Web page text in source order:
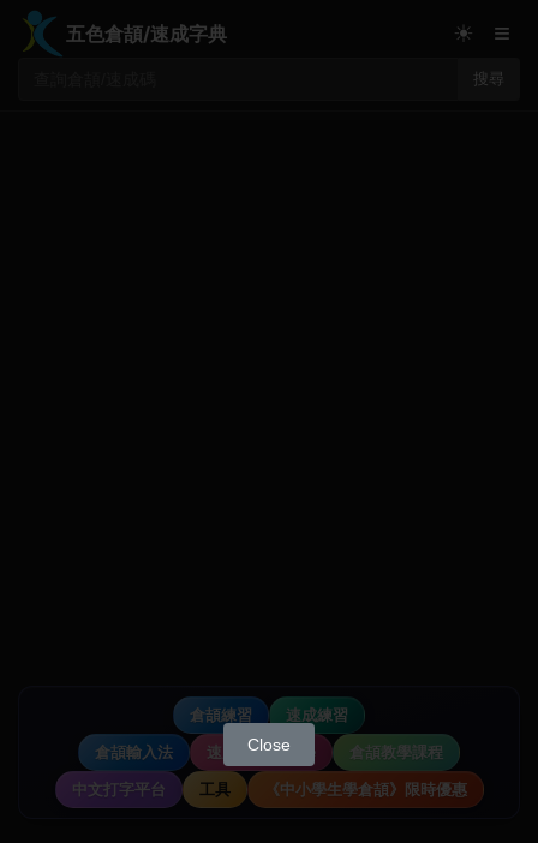
五色倉頡/速成字典
搜尋
☀ ≡
倉頡練習
速成練習
倉頡輸入法
速成輸入法教學
倉頡教學課程
中文打字平台
工具 《中小學生學倉頡》限時優惠
Close